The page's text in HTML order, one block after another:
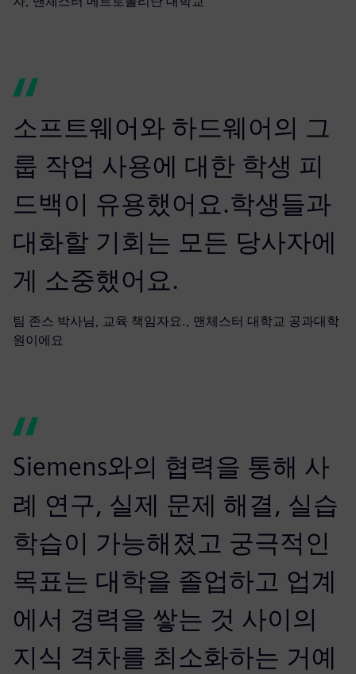
소프트웨어와 하드웨어의 그
룹 작업 사용에 대한 학생 피
드백이 유용했어요.학생들과
대화할 기회는 모든 당사자에
게 소중했어요.
팀 존스 박사님, 교육 책임자요., 맨체스터 대학교 공과대학
원이에요
Siemens와의 협력을 통해 사
례 연구, 실제 문제 해결, 실습
학습이 가능해졌고 궁극적인
목표는 대학을 졸업하고 업계
에서 경력을 쌓는 것 사이의
지식 격차를 최소화하는 거예